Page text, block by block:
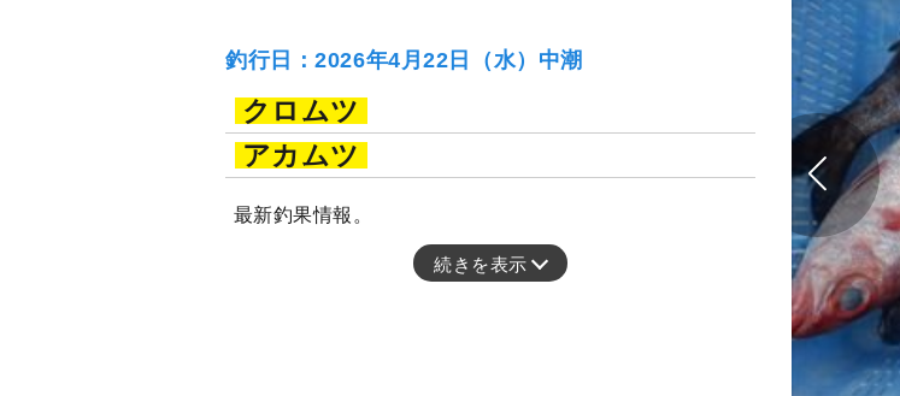
釣行日：2026年4月22日（水）中潮
クロムツ
アカムツ
最新釣果情報。
続きを表示